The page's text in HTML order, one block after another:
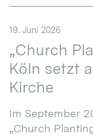
„Church
Köln setzt
Kirche
19. Juni 2026
Im September
„Church